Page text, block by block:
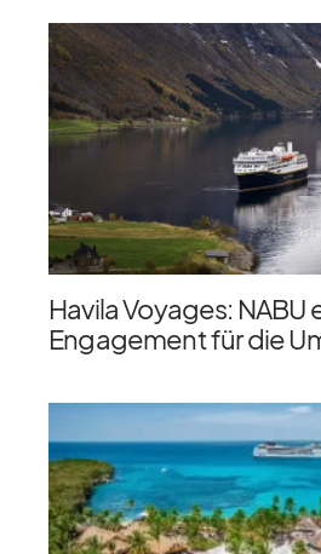
Havila Voyages: NABU
Engagement für die